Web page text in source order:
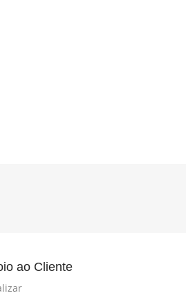
ao Cliente